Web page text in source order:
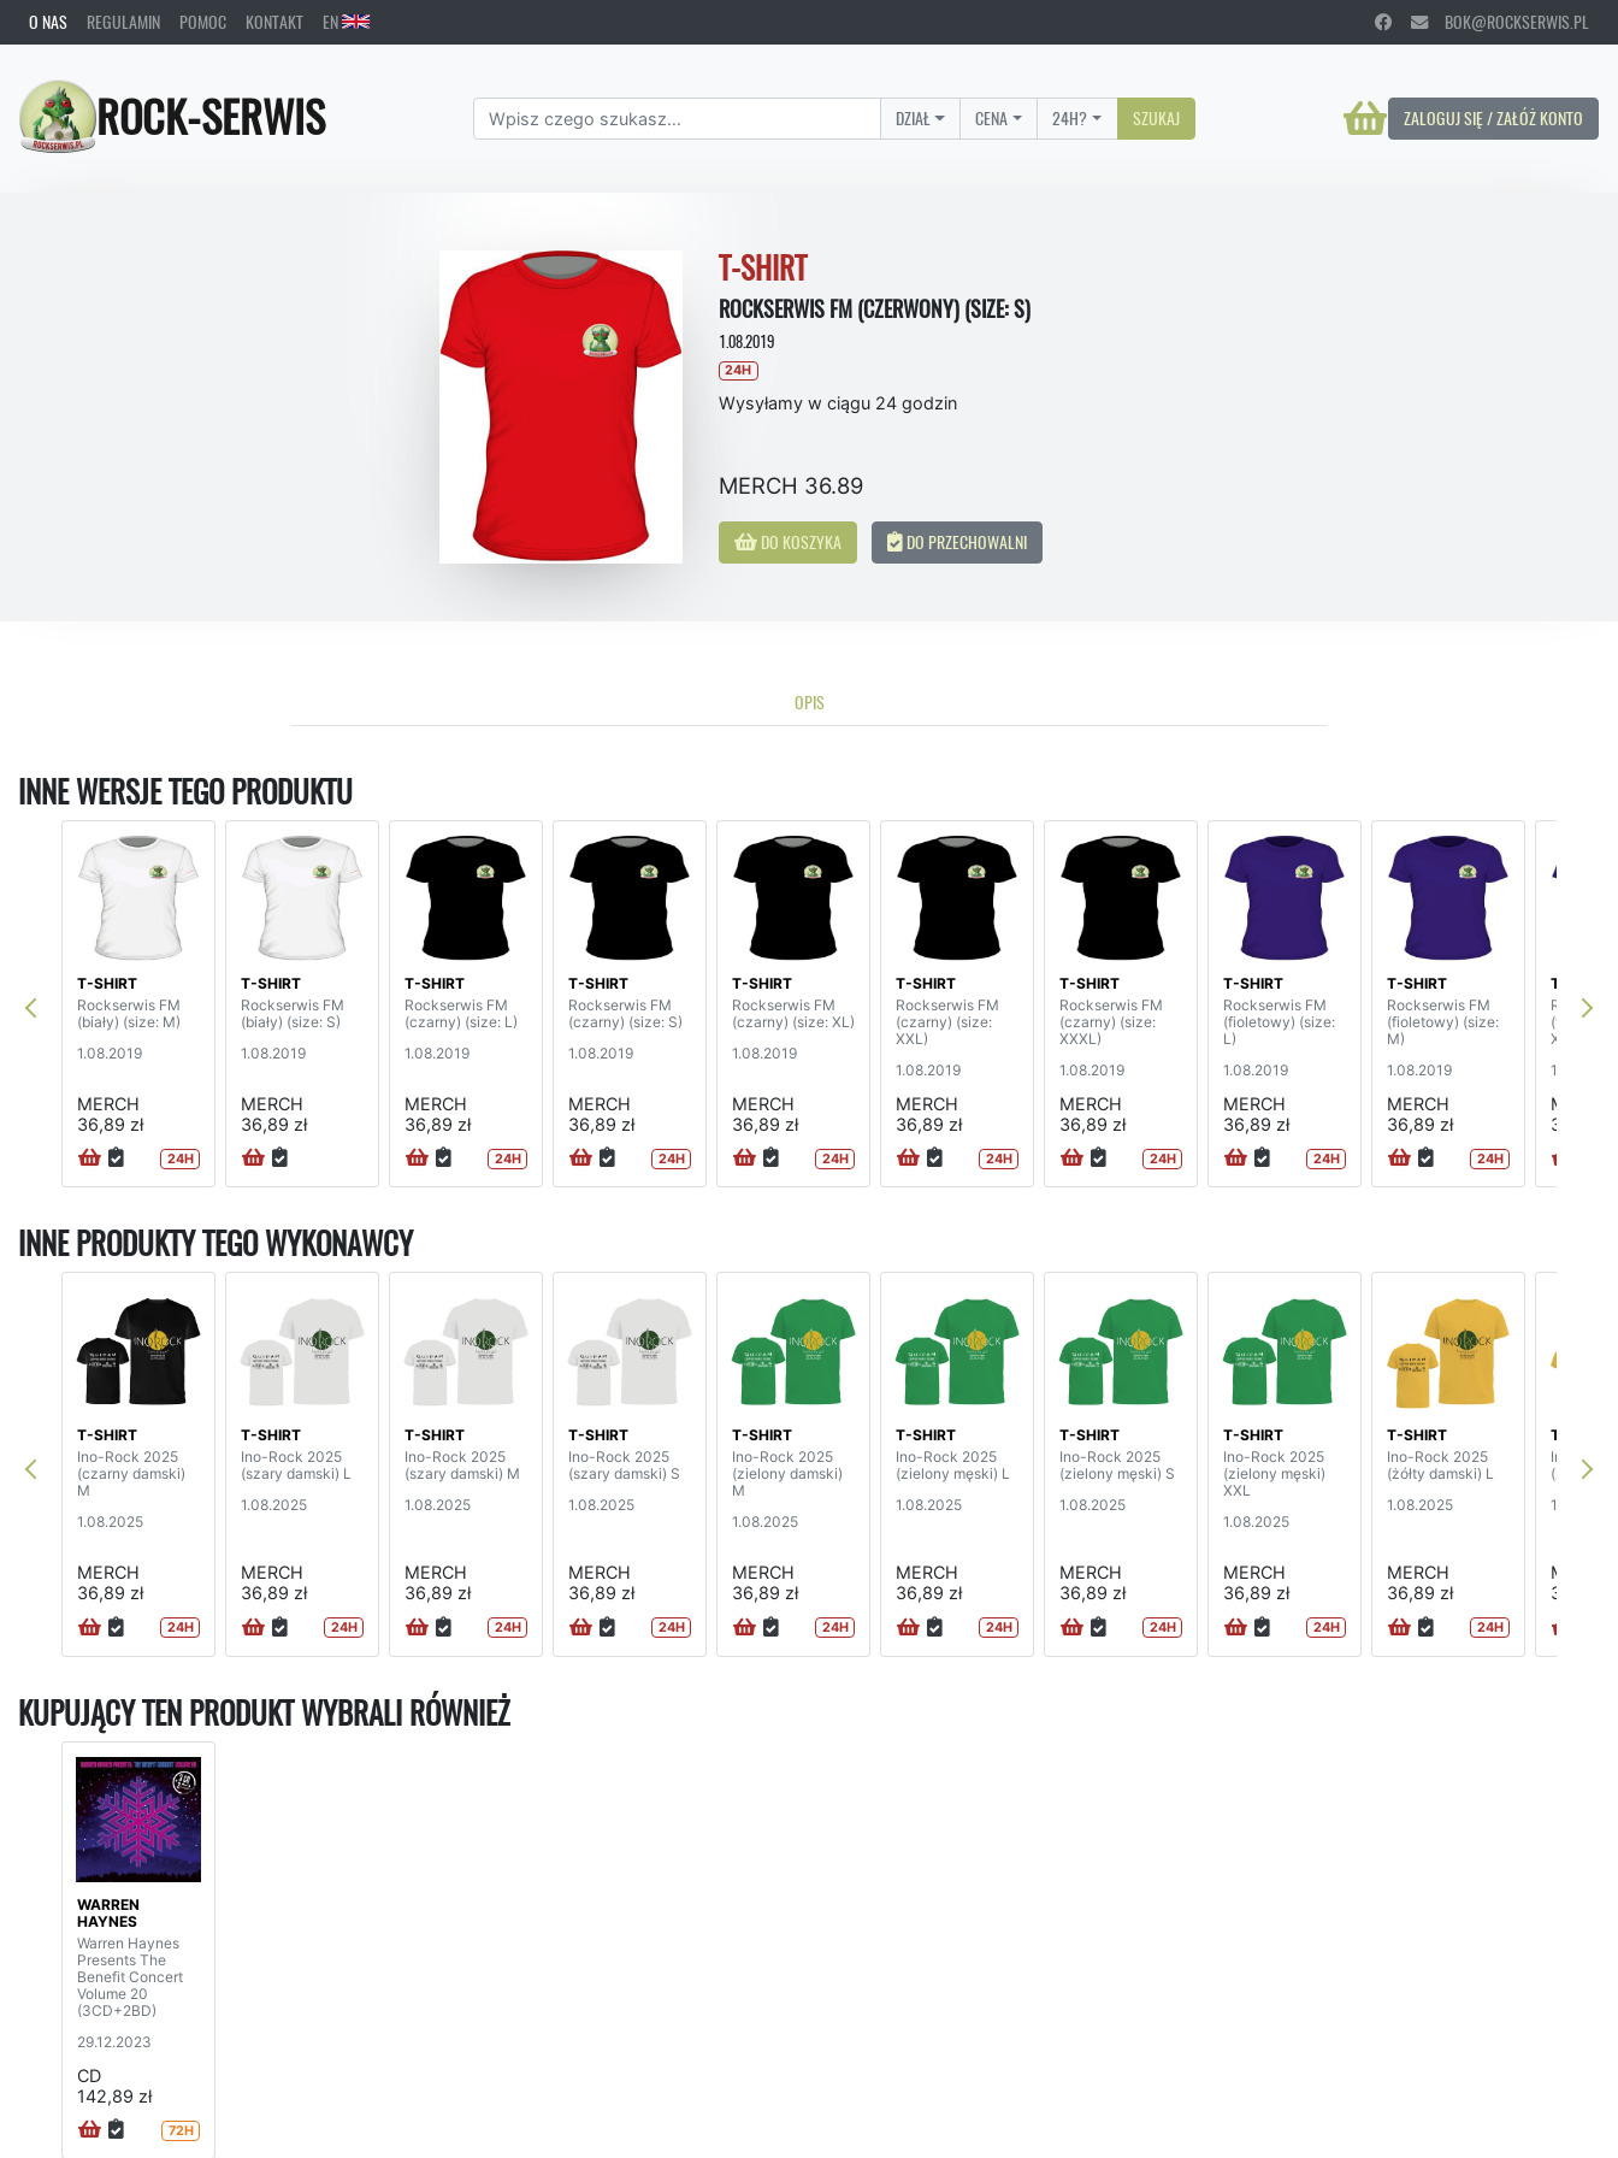
O NAS REGULAMIN POMOC KONTAKT EN BOK@ROCKSERWIS.PL
ROCK-SERWIS ZALOGUJ SIĘ / ZAŁÓŻ KONTO
DZIAŁ CENA 24H? SZUKAJ
T-SHIRT
ROCKSERWIS FM (CZERWONY) (SIZE: S)
1.08.2019
24H
Wysyłamy w ciągu 24 godzin
MERCH 36.89
DO KOSZYKA DO PRZECHOWALNI
OPIS
INNE WERSJE TEGO PRODUKTU
T-SHIRT
Rockserwis FM
(biały) (size: M)
1.08.2019
MERCH
36,89 zł
24H
T-SHIRT
Rockserwis FM
(biały) (size: S)
1.08.2019
MERCH
36,89 zł
T-SHIRT
Rockserwis FM
(czarny) (size: L)
1.08.2019
MERCH
36,89 zł
24H
T-SHIRT
Rockserwis FM
(czarny) (size: S)
1.08.2019
MERCH
36,89 zł
24H
T-SHIRT
Rockserwis FM
(czarny) (size: XL)
1.08.2019
MERCH
36,89 zł
24H
T-SHIRT
Rockserwis FM
(czarny) (size:
XXL)
1.08.2019
MERCH
36,89 zł
24H
T-SHIRT
Rockserwis FM
(czarny) (size:
XXXL)
1.08.2019
MERCH
36,89 zł
24H
T-SHIRT
Rockserwis FM
(fioletowy) (size:
L)
1.08.2019
MERCH
36,89 zł
24H
T-SHIRT
Rockserwis FM
(fioletowy) (size:
M)
1.08.2019
MERCH
36,89 zł
24H
T-SHIRT
XXL)
1.08.2019
MERCH
36,89 zł
INNE PRODUKTY TEGO WYKONAWCY
T-SHIRT
Ino-Rock 2025
(czarny damski)
M
1.08.2025
MERCH
36,89 zł
24H
T-SHIRT
Ino-Rock 2025
(szary damski) L
1.08.2025
MERCH
36,89 zł
24H
T-SHIRT
Ino-Rock 2025
(szary damski) M
1.08.2025
MERCH
36,89 zł
24H
T-SHIRT
Ino-Rock 2025
(szary damski) S
1.08.2025
MERCH
36,89 zł
24H
T-SHIRT
Ino-Rock 2025
(zielony damski)
M
1.08.2025
MERCH
36,89 zł
24H
T-SHIRT
Ino-Rock 2025
(zielony męski) L
1.08.2025
MERCH
36,89 zł
24H
T-SHIRT
Ino-Rock 2025
(zielony męski) S
1.08.2025
MERCH
36,89 zł
24H
T-SHIRT
Ino-Rock 2025
(zielony męski)
XXL
1.08.2025
MERCH
36,89 zł
24H
T-SHIRT
Ino-Rock 2025
(żółty damski) L
1.08.2025
MERCH
36,89 zł
24H
T-SHIRT
Ino-Rock
(żółty
1.08.2025
MERCH
36,89 zł
KUPUJĄCY TEN PRODUKT WYBRALI RÓWNIEŻ
WARREN
HAYNES
Warren Haynes
Presents The
Benefit Concert
Volume 20
(3CD+2BD)
29.12.2023
CD
142,89 zł
72H